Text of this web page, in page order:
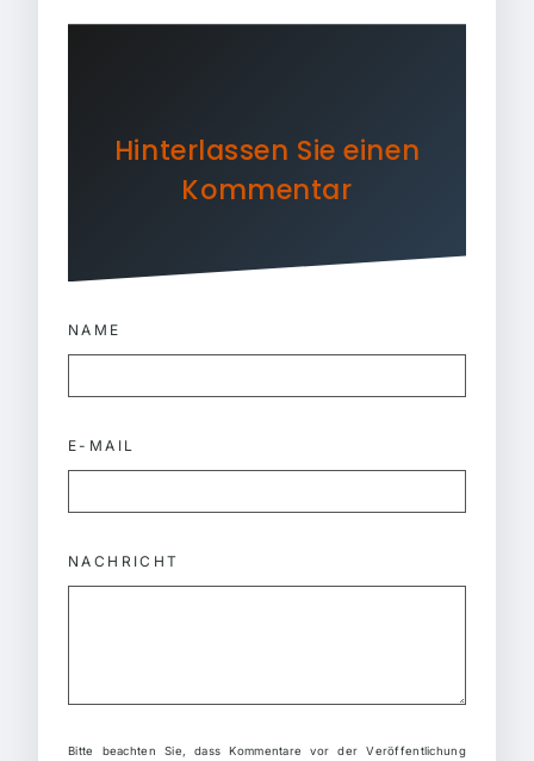
Hinterlassen Sie einen
Kommentar
NAME
E-MAIL
NACHRICHT
Bitte beachten Sie, dass Kommentare vor der Veröffentlichung